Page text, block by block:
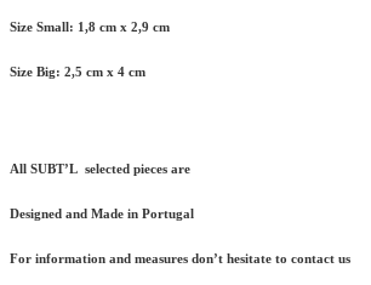
Size Small: 1,8 cm x 2,9 cm
Size Big: 2,5 cm x 4 cm
All SUBT’L selected pieces are
Designed and Made in Portugal
For information and measures don’t hesitate to contact us